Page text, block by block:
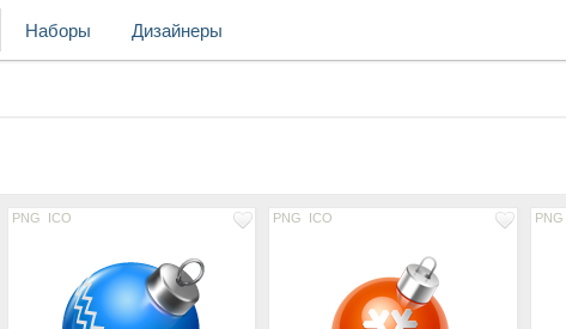
Наборы Дизайнеры
PNG ICO PNG ICO PNG